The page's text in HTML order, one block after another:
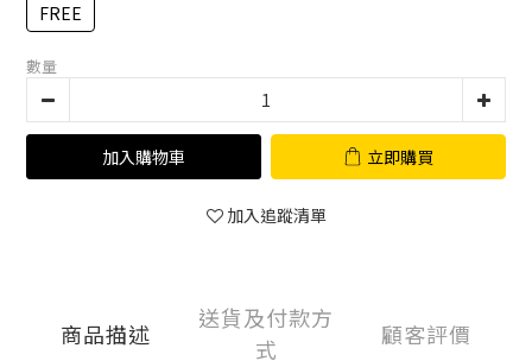
FREE
數量
加入購物車 立即購買
加入追蹤清單
商品描述
送貨及付款方
式
顧客評價